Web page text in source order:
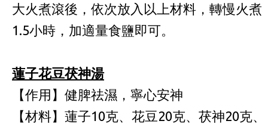
大火煮滾後，依次放入以上材料，轉慢火煮
1.5小時，加適量食鹽即可。
蓮子花豆茯神湯
【作用】健脾祛濕，寧心安神
【材料】蓮子10克、花豆20克、茯神20克、